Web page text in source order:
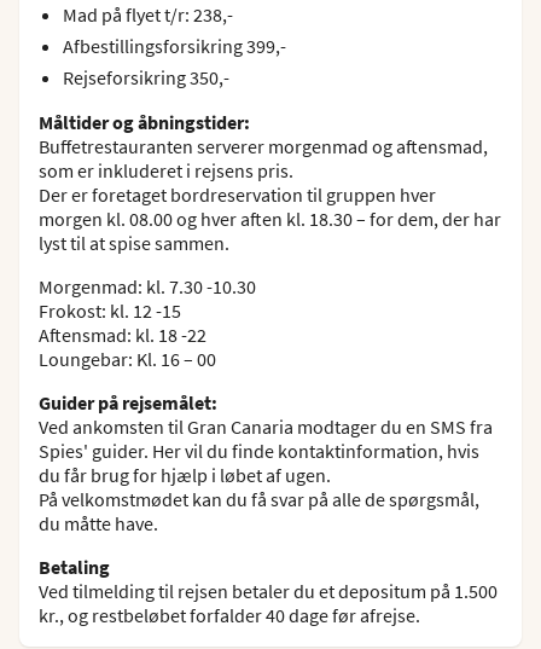
Mad på flyet t/r: 238,-
Afbestillingsforsikring 399,-
Rejseforsikring 350,-
Måltider og åbningstider:
Buffetrestauranten serverer morgenmad og aftensmad,
som er inkluderet i rejsens pris.
Der er foretaget bordreservation til gruppen hver
morgen kl. 08.00 og hver aften kl. 18.30 – for dem, der har
lyst til at spise sammen.
Morgenmad: kl. 7.30 -10.30
Frokost: kl. 12 -15
Aftensmad: kl. 18 -22
Loungebar: Kl. 16 – 00
Guider på rejsemålet:
Ved ankomsten til Gran Canaria modtager du en SMS fra
Spies' guider. Her vil du finde kontaktinformation, hvis
du får brug for hjælp i løbet af ugen.
På velkomstmødet kan du få svar på alle de spørgsmål,
du måtte have.
Betaling
Ved tilmelding til rejsen betaler du et depositum på 1.500
kr., og restbeløbet forfalder 40 dage før afrejse.